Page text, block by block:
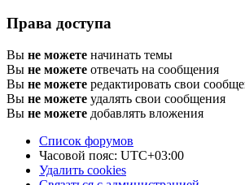
Права доступа
Вы не можете начинать темы
Вы не можете отвечать на сообщения
Вы не можете редактировать свои
Вы не можете удалять свои сообщения
Вы не можете добавлять вложения
Список форумов
Часовой пояс: UTC+03:00
Удалить cookies